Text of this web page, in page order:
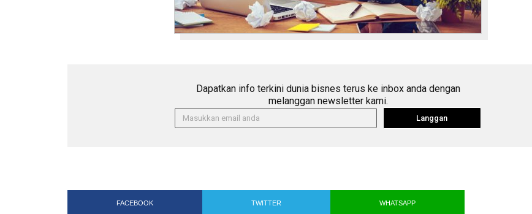
Dapatkan info terkini dunia bisnes terus ke inbox anda dengan
melanggan newsletter kami.
Langgan
FACEBOOK TWITTER WHATSAPP